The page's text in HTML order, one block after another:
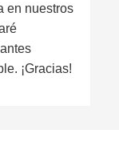
en nuestros
¡Gracias!